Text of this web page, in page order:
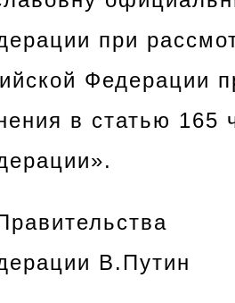
при
Федерации
в статью 165
В.Путин